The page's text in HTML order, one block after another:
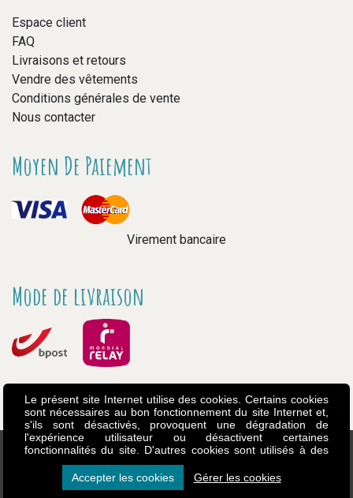
Espace client
FAQ
Livraisons et retours
Vendre des vêtements
Conditions générales de vente
Nous contacter
Moyen De Paiement
Virement bancaire
Mode de livraison
Copyright - Touptibou - 2026 Made by Art’East
Le présent site Internet utilise des cookies. Certains cookies
sont nécessaires au bon fonctionnement du site Internet et,
s'ils sont désactivés, provoquent une dégradation de
l'expérience utilisateur ou désactivent certaines
fonctionnalités du site. D'autres cookies sont utilisés à des
fins d'analyse ou de marketing. Les cookies nous permettent
de personnaliser le contenu et les annonces, d'offrir des
fonctionnalités relatives aux médias sociaux et d'analyser
Accepter les cookies Gérer les cookies